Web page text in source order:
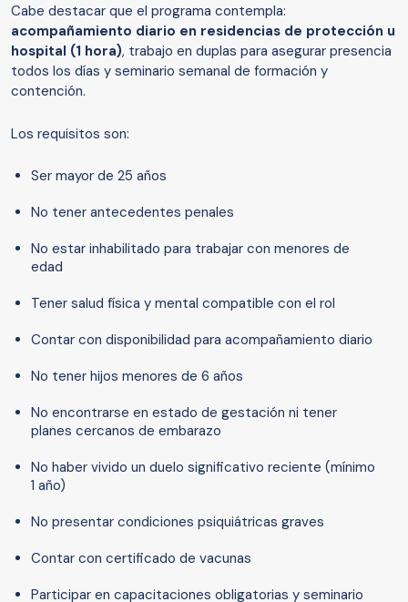
Cabe destacar que el programa contempla:
acompañamiento diario en residencias de protección u
hospital (1 hora), trabajo en duplas para asegurar presencia
todos los días y seminario semanal de formación y
contención.
Los requisitos son:
Ser mayor de 25 años
No tener antecedentes penales
No estar inhabilitado para trabajar con menores de
edad
Tener salud física y mental compatible con el rol
Contar con disponibilidad para acompañamiento diario
No tener hijos menores de 6 años
No encontrarse en estado de gestación ni tener
planes cercanos de embarazo
No haber vivido un duelo significativo reciente (mínimo
1 año)
No presentar condiciones psiquiátricas graves
Contar con certificado de vacunas
Participar en capacitaciones obligatorias y seminario